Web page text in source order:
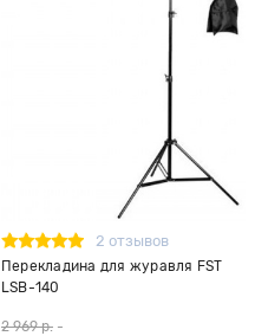
2 отзывов
Перекладина для журавля FST
LSB-140
2 969 р. -